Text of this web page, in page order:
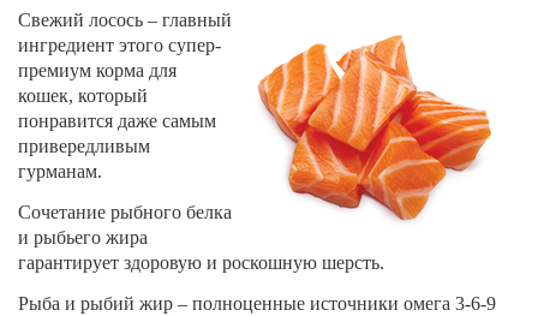
Свежий лосось – главный
ингредиент этого супер-
премиум корма для
кошек, который
понравится даже самым
привередливым
гурманам.
Сочетание рыбного белка
и рыбьего жира
гарантирует здоровую и роскошную шерсть.
Рыба и рыбий жир – полноценные источники омега 3-6-9